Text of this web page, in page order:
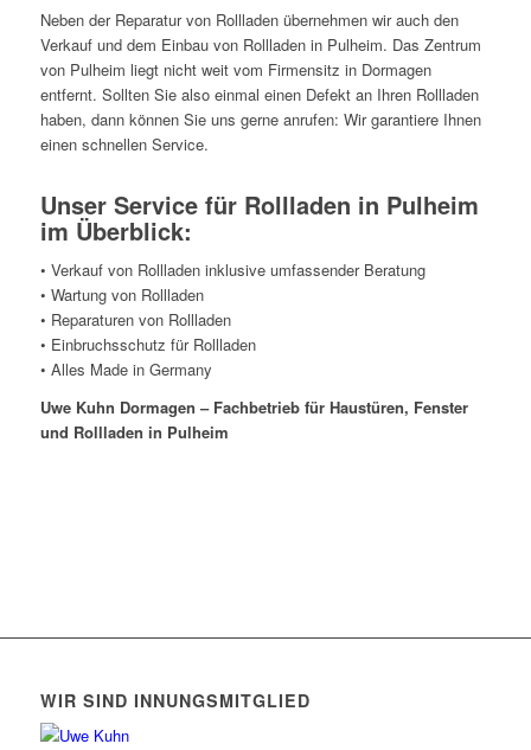
Neben der Reparatur von Rollladen übernehmen wir auch den
Verkauf und dem Einbau von Rollladen in Pulheim. Das Zentrum
von Pulheim liegt nicht weit vom Firmensitz in Dormagen
entfernt. Sollten Sie also einmal einen Defekt an Ihren Rollladen
haben, dann können Sie uns gerne anrufen: Wir garantiere Ihnen
einen schnellen Service.
Unser Service für Rollladen in Pulheim
im Überblick:
• Verkauf von Rollladen inklusive umfassender Beratung
• Wartung von Rollladen
• Reparaturen von Rollladen
• Einbruchsschutz für Rollladen
• Alles Made in Germany
Uwe Kuhn Dormagen – Fachbetrieb für Haustüren, Fenster
und Rollladen in Pulheim
WIR SIND INNUNGSMITGLIED